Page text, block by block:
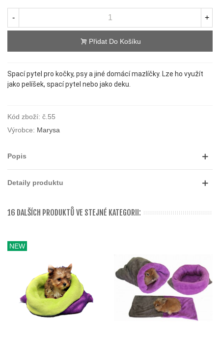
- +
Přidat Do Košíku
Spací pytel pro kočky, psy a jiné domácí mazlíčky. Lze ho využít
jako pelíšek, spací pytel nebo jako deku.
Kód zboží: č.55
Výrobce: Marysa
Popis
Detaily produktu
16 DALŠÍCH PRODUKTŮ VE STEJNÉ KATEGORII:
NEW